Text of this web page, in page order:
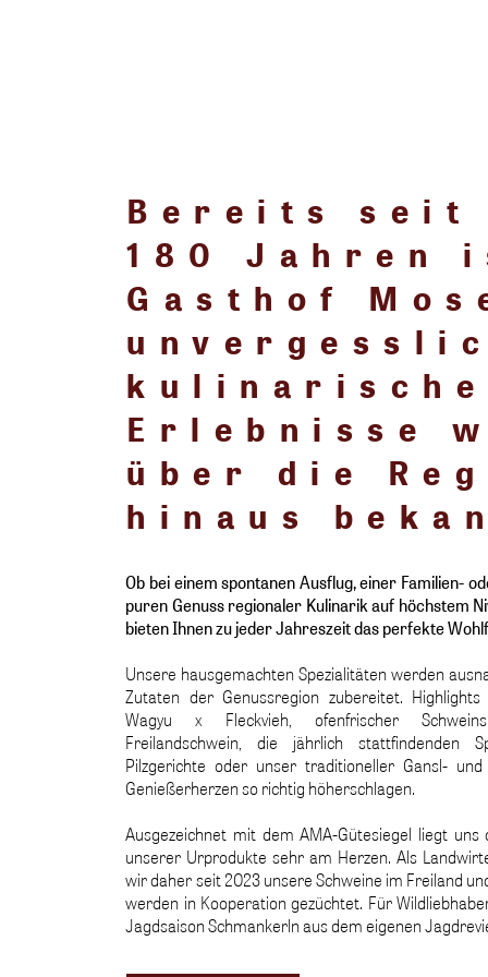
Bereits seit
180 Jahren
Gasthof
kulinarische
Erlebnisse
über die
hinaus
Ob bei einem spontanen Ausflug, einer Familien-
puren Genuss regionaler Kulinarik auf höchstem
bieten Ihnen zu jeder Jahreszeit das perfekte
Unsere hausgemachten Spezialitäten werden
Zutaten der Genussregion zubereitet.
Wagyu x Fleckvieh, ofenfrischer
Freilandschwein, die jährlich stattfindenden
Pilzgerichte oder unser traditioneller Gansl- und
Genießerherzen so richtig höherschlagen.
Ausgezeichnet mit dem AMA-Gütesiegel liegt
unserer Urprodukte sehr am Herzen. Als
wir daher seit 2023 unsere Schweine im Freiland
werden in Kooperation gezüchtet. Für
Jagdsaison Schmankerln aus dem eigenen